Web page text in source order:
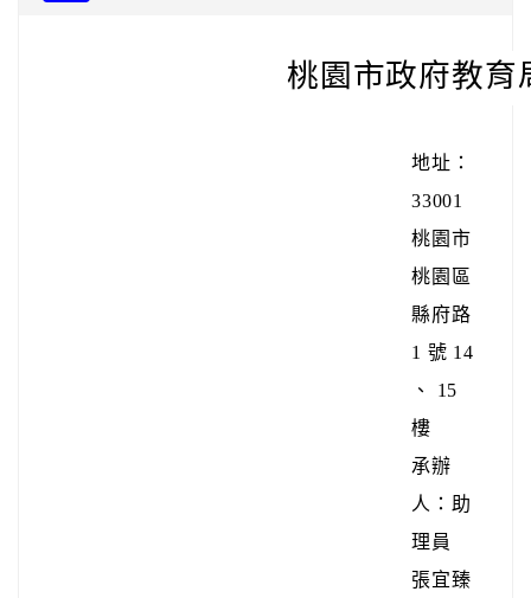
桃園市政府教育
地址：
33001
桃園市
桃園區
縣府路
1 號 14
、 15
樓
承辦
人：助
理員
張宜臻